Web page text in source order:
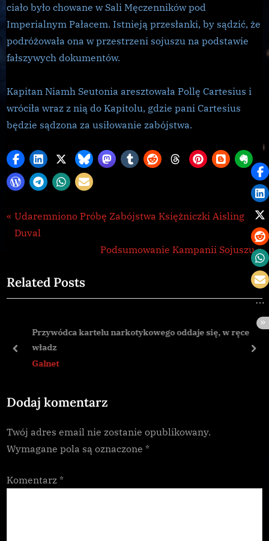
ciało było chowane w Sali Męczenników pod
Imperialnym Pałacem. Istnieją przesłanki, by sądzić, że
podróżowała ona w przestrzeni sojuszu na podstawie
fałszywych dokumentów.
Kapitan Niamh Seutonia aresztowała Pollę Cartesius i
wróciła wraz z nią do Kapitolu, gdzie pani Cartesius
będzie sądzona za usiłowanie zabójstwa.
Galnet
Nawigacja
P
r
i
o
P
t
Udaremniono Próbę Zabójstwa Księżniczki Aisling
Duval
N
t
o
Podsumowanie Kampanii Sojuszu
Related Posts
Przywódca kartelu narkotykowego oddaje się, w ręce
władz
Galnet
prev
Dodaj komentarz
Twój adres email nie zostanie opublikowany.
Wymagane pola są oznaczone *
Komentarz *